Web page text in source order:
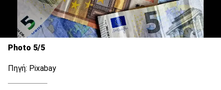
Photo 5/5
Πηγή: Pixabay